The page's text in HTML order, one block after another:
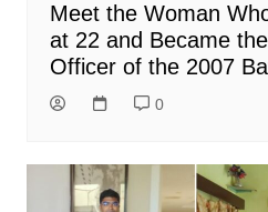
Meet the Woman
at 22 and Became
Officer of the 2007
0